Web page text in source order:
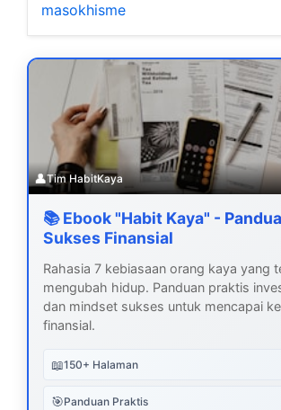
masokhisme
👤Tim HabitKaya
📚 Ebook "Habit Kaya" -
Sukses Finansial
Rahasia 7 kebiasaan orang kaya yang
mengubah hidup. Panduan praktis
dan mindset sukses untuk mencapai
finansial.
📖150+ Halaman
🎯Panduan Praktis